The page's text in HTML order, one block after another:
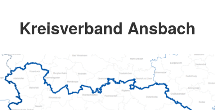
Kreisverband Ansbach